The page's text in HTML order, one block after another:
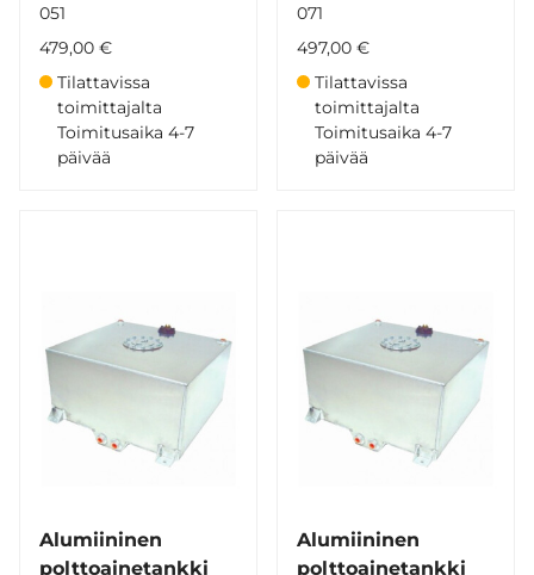
051
479,00 €
Tilattavissa
toimittajalta
Toimitusaika 4-7
päivää
071
497,00 €
Tilattavissa
toimittajalta
Toimitusaika 4-7
päivää
Alumiininen
polttoainetankki
Alumiininen
polttoainetankki